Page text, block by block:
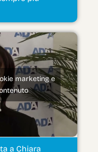
marketing e
a Chiara